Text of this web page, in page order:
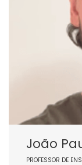
João
PROFESSOR DE